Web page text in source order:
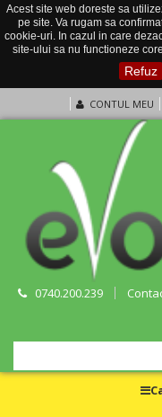
Acest site web doreste sa
pe site. Va rugam sa
cookie-uri. In cazul in care
site-ului sa nu functioneze
Refuz
CONTUL MEU
0740.200.239